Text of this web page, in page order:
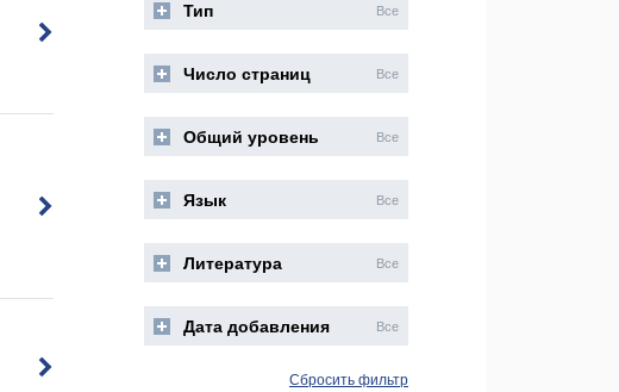
Тип Все
Число страниц Все
Общий уровень Все
Язык Все
Литература Все
Дата добавления Все
Сбросить фильтр